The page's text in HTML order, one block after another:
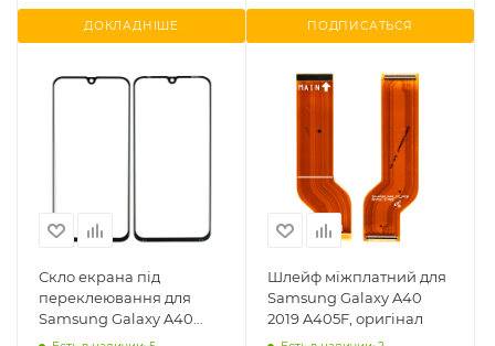
ДОКЛАДНІШЕ ПОДПИСАТЬСЯ
Скло екрана під
переклеювання для
Samsung Galaxy A40
2019 A405F, (5,9")
Шлейф міжплатний для
Samsung Galaxy A40
2019 A405F, оригінал